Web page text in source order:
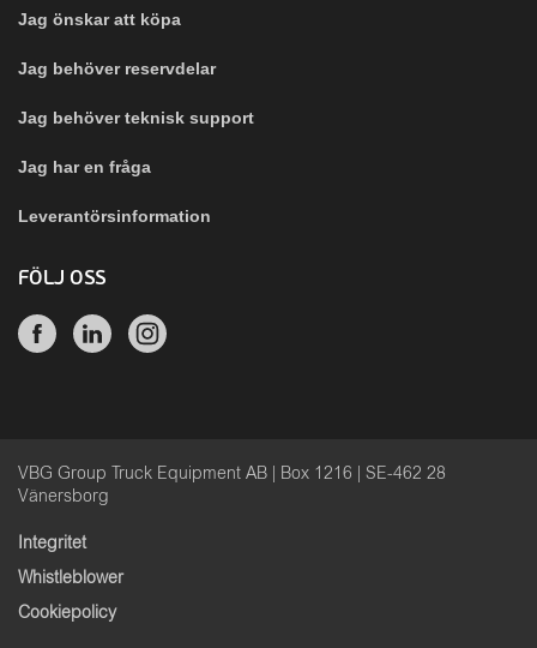
Jag önskar att köpa
Jag behöver reservdelar
Jag behöver teknisk support
Jag har en fråga
Leverantörsinformation
FÖLJ OSS
VBG Group Truck Equipment AB | Box 1216 | SE-462 28
Vänersborg
Integritet
Whistleblower
Cookiepolicy